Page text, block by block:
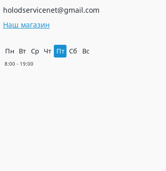
holodservicenet@gmail.com
Наш магазин
Пн Вт Ср Чт Пт Сб Вс